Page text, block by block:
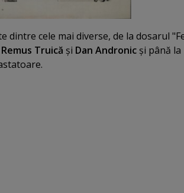
dintre cele mai diverse, de la dosarul
Remus Truică şi Dan Andronic şi până la